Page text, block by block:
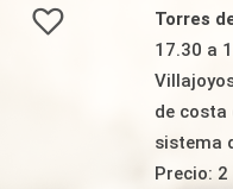
Torres
17.30 a
de costa
sistema
Precio: 2